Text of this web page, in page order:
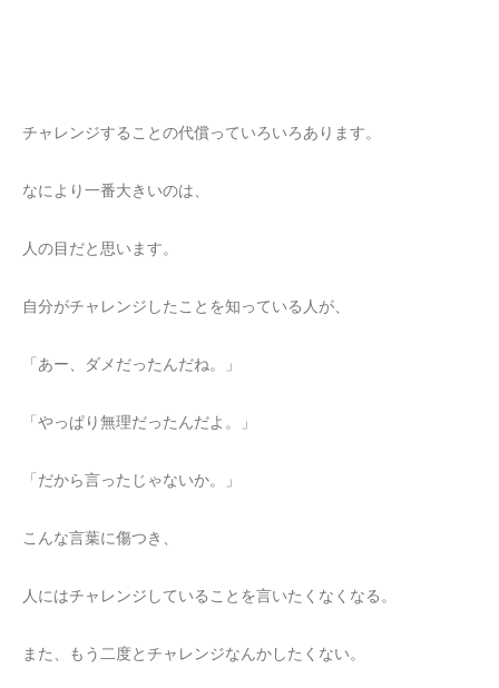
チャレンジすることの代償っていろいろあります。
なにより一番大きいのは、
人の目だと思います。
自分がチャレンジしたことを知っている人が、
「あー、ダメだったんだね。」
「やっぱり無理だったんだよ。」
「だから言ったじゃないか。」
こんな言葉に傷つき、
人にはチャレンジしていることを言いたくなくなる。
また、もう二度とチャレンジなんかしたくない。